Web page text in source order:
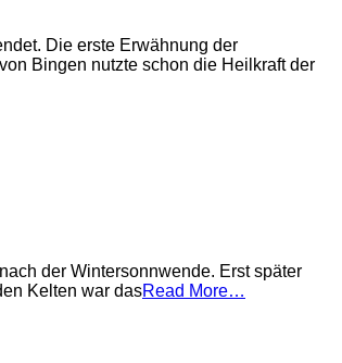
Die erste Erwähnung der
Bingen nutzte schon die Heilkraft der
der Wintersonnwende. Erst später
Kelten war dasRead More…